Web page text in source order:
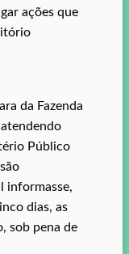
ações que
da Fazenda
Público
informasse,
dias, as
sob pena de